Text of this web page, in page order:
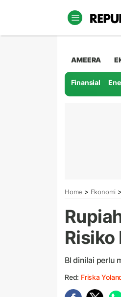
AMEERA
Finansial
Home > Ekonomi >
Risiko
BI dinilai perlu
Red: Friska